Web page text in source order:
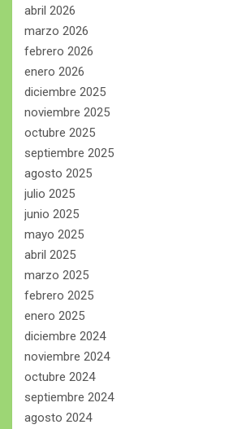
abril 2026
marzo 2026
febrero 2026
enero 2026
diciembre 2025
noviembre 2025
octubre 2025
septiembre 2025
agosto 2025
julio 2025
junio 2025
mayo 2025
abril 2025
marzo 2025
febrero 2025
enero 2025
diciembre 2024
noviembre 2024
octubre 2024
septiembre 2024
agosto 2024